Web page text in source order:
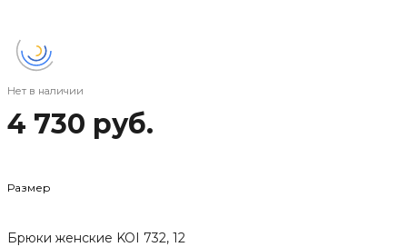
Нет в наличии
4 730 руб.
Размер
Брюки женские KOI 732, 12